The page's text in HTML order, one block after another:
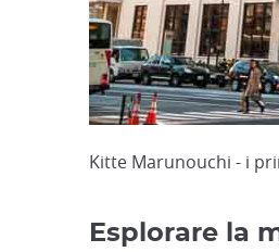
Kitte Marunouchi - i
Esplorare la